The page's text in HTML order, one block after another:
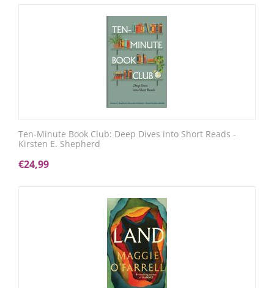
Ten-Minute Book Club: Deep Dives into Short Reads -
Kirsten E. Shepherd
€24,99